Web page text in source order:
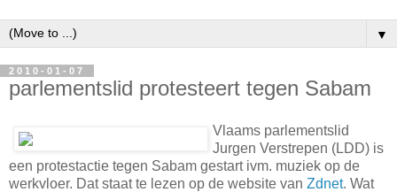
▼
2010-01-07
parlementslid protesteert tegen Sabam
Vlaams parlementslid
Jurgen Verstrepen (LDD) is
een protestactie tegen Sabam gestart ivm. muziek op de
werkvloer. Dat staat te lezen op de website van Zdnet. Wat